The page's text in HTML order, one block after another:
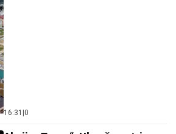
16:31 0